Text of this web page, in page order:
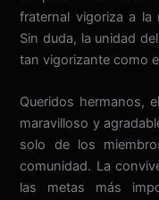
fraternal vigoriza a
Sin duda, la unidad
tan vigorizante como
Queridos hermanos,
maravilloso y
solo de los
comunidad. La
las metas más